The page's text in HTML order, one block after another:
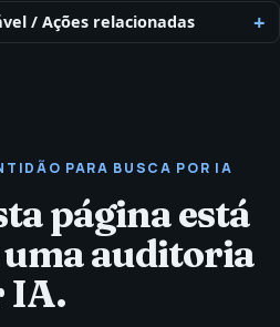
/Ações relacionadas
PARA BUSCA POR IA
página está
auditoria
IA.